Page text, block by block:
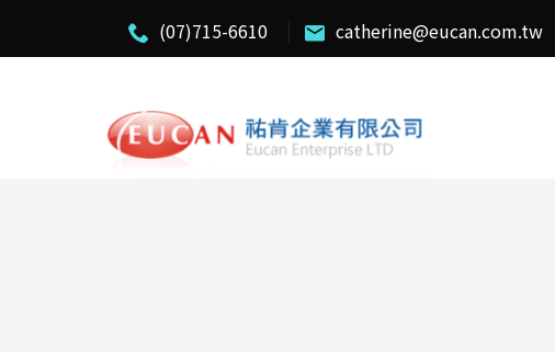
(07)715-6610 catherine@eucan.com.tw